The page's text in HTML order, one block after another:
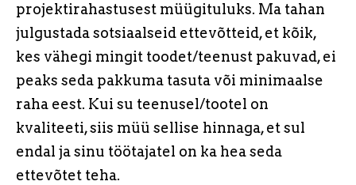
projektirahastusest müügituluks. Ma tahan
julgustada sotsiaalseid ettevõtteid, et kõik,
kes vähegi mingit toodet/teenust pakuvad, ei
peaks seda pakkuma tasuta või minimaalse
raha eest. Kui su teenusel/tootel on
kvaliteeti, siis müü sellise hinnaga, et sul
endal ja sinu töötajatel on ka hea seda
ettevõtet teha.